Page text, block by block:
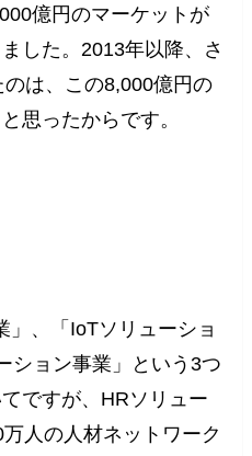
億円のマーケットが
した。2013年以降、さ
は、この8,000億円の
思ったからです。
」、「IoTソリューショ
ション事業」という3つ
ですが、HRソリュー
人の人材ネットワーク